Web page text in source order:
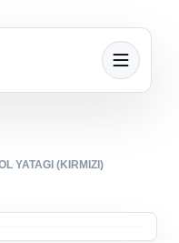
YATAGI (KIRMIZI)